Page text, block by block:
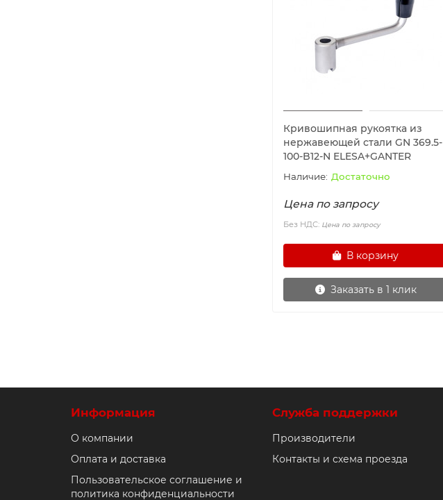
Кривошипная рукоятка из
нержавеющей стали GN 369.5-
100-B12-N ELESA+GANTER
Достаточно
Цена по запросу
Без НДС: Цена по запросу
В корзину
Заказать в 1 клик
Информация
О компании
Оплата и доставка
Пользовательское соглашение и
политика конфиденциальности
Служба поддержки
Производители
Контакты и схема проезда